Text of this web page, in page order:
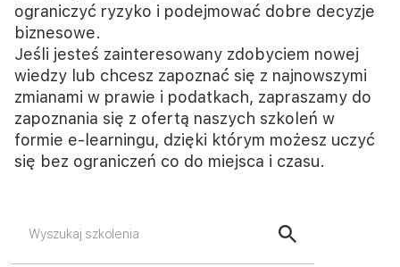
ograniczyć ryzyko i podejmować dobre decyzje
biznesowe.
Jeśli jesteś zainteresowany zdobyciem nowej
wiedzy lub chcesz zapoznać się z najnowszymi
zmianami w prawie i podatkach, zapraszamy do
zapoznania się z ofertą naszych szkoleń w
formie e-learningu, dzięki którym możesz uczyć
się bez ograniczeń co do miejsca i czasu.